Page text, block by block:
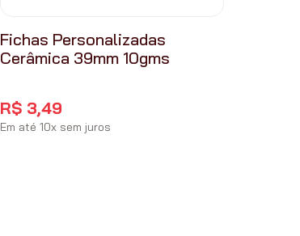
Fichas Personalizadas
Cerâmica 39mm 10gms
R$ 3,49
Em até10x sem juros